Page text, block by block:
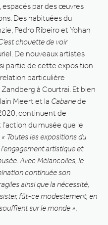
par des œuvres
Des habituées du
Pedro Ribeiro et Yohan
chouette de voir
De nouveaux artistes
partie de cette exposition
particulière
à Courtrai. Et bien
Meert et la Cabanede
continuent de
du musée que le
« Toutes les expositions du
artistique et
Avec Mélancolies, le
continuée son
ainsi que la nécessité,
fût-ce modestement, en
sur le monde »